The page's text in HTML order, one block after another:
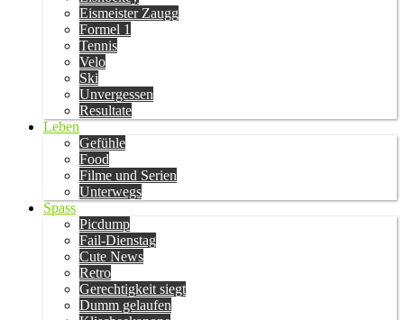
Eismeister Zaugg
Formel 1
Tennis
Velo
Ski
Unvergessen
Resultate
Leben
Gefühle
Food
Filme und Serien
Unterwegs
Spass
Picdump
Fail-Dienstag
Cute News
Retro
Gerechtigkeit siegt
Dumm gelaufen